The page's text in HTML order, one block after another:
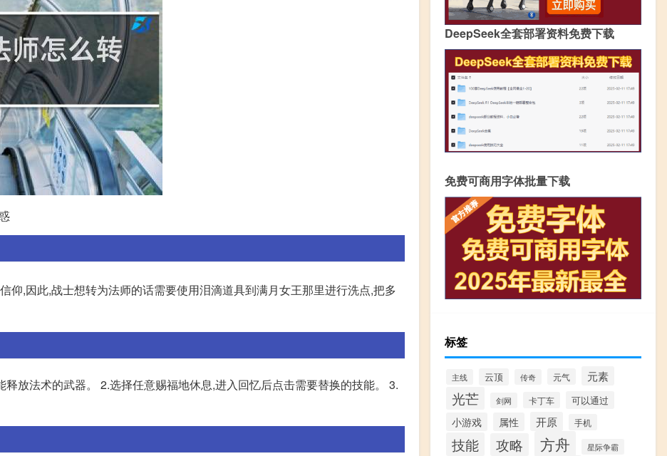
仰,因此,战士想转为法师的话需要使用泪滴道具到满月女王那里进行洗点,把多
放法术的武器。 2.选择任意赐福地休息,进入回忆后点击需要替换的技能。 3.
DeepSeek全套部署资料免费下载
免费可商用字体批量下载
标签
主线 云顶 传奇 元气 元素
光芒 剑网 卡丁车 可以通过
小游戏 属性 开原 手机
技能 攻略 方舟 星际争霸